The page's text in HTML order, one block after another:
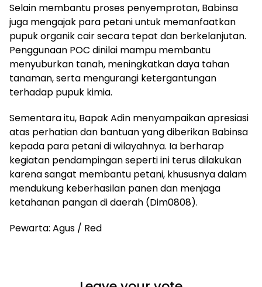
Selain membantu proses penyemprotan, Babinsa
juga mengajak para petani untuk memanfaatkan
pupuk organik cair secara tepat dan berkelanjutan.
Penggunaan POC dinilai mampu membantu
menyuburkan tanah, meningkatkan daya tahan
tanaman, serta mengurangi ketergantungan
terhadap pupuk kimia.
Sementara itu, Bapak Adin menyampaikan apresiasi
atas perhatian dan bantuan yang diberikan Babinsa
kepada para petani di wilayahnya. Ia berharap
kegiatan pendampingan seperti ini terus dilakukan
karena sangat membantu petani, khususnya dalam
mendukung keberhasilan panen dan menjaga
ketahanan pangan di daerah (Dim0808).
Pewarta: Agus / Red